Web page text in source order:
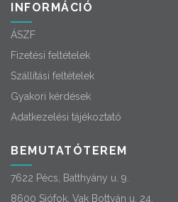
INFORMÁCIÓ
ÁSZF
Fizetési feltételek
Szállítási feltételek
Gyakori kérdések
Adatkezelési tájékoztató
BEMUTATÓTEREM
7622 Pécs, Batthyány u. 9.
8600 Siófok, Vak Bottyán u. 24.